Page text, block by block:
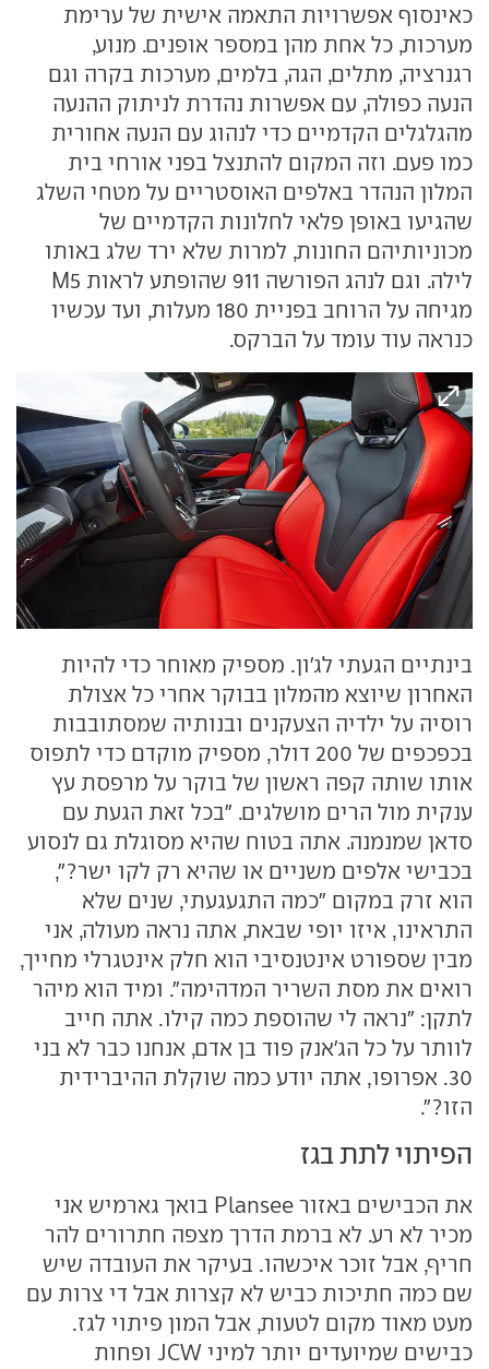
כאינסוף אפשרויות התאמה אישית של ערימת
מערכות, כל אחת מהן במספר אופנים. מנוע,
רגנרציה, מתלים, הגה, בלמים, מערכות בקרה וגם
הנעה כפולה, עם אפשרות נהדרת לניתוק ההנעה
מהגלגלים הקדמיים כדי לנהוג עם הנעה אחורית
כמו פעם. וזה המקום להתנצל בפני אורחי בית
המלון הנהדר באלפים האוסטריים על מטחי השלג
שהגיעו באופן פלאי לחלונות הקדמיים של
מכוניותיהם החונות, למרות שלא ירד שלג באותו
לילה. וגם לנהג הפורשה 911 שהופתע לראות M5
מגיחה על הרוחב בפניית 180 מעלות, ועד עכשיו
כנראה עוד עומד על הברקס.
בינתיים הגעתי לג'ון. מספיק מאוחר כדי להיות
האחרון שיוצא מהמלון בבוקר אחרי כל אצולת
רוסיה על ילדיה הצעקנים ובנותיה שמסתובבות
בכפכפים של 200 דולר, מספיק מוקדם כדי לתפוס
אותו שותה קפה ראשון של בוקר על מרפסת עץ
ענקית מול הרים מושלגים. "בכל זאת הגעת עם
סדאן שמנמנה. אתה בטוח שהיא מסוגלת גם לנסוע
בכבישי אלפים משניים או שהיא רק לקו ישר?",
הוא זרק במקום "כמה התגעגעתי, שנים שלא
התראינו, איזו יופי שבאת, אתה נראה מעולה, אני
מבין שספורט אינטנסיבי הוא חלק אינטגרלי מחייך,
רואים את מסת השריר המדהימה". ומיד הוא מיהר
לתקן: "נראה לי שהוספת כמה קילו. אתה חייב
לוותר על כל הג'אנק פוד בן אדם, אנחנו כבר לא בני
30. אפרופו, אתה יודע כמה שוקלת ההיברידית
הזו?".
הפיתוי לתת בגז
את הכבישים באזור Plansee בואך גארמיש אני
מכיר לא רע. לא ברמת הדרך מצפה חתרורים להר
חריף, אבל זוכר איכשהו. בעיקר את העובדה שיש
שם כמה חתיכות כביש לא קצרות אבל די צרות עם
מעט מאוד מקום לטעות, אבל המון פיתוי לגז.
כבישים שמיועדים יותר למיני JCW ופחות